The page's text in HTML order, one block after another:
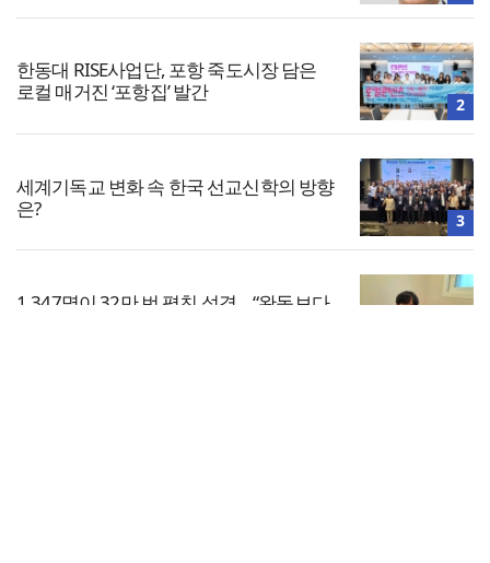
한동대 RISE사업단, 포항 죽도시장 담은
로컬 매거진 ‘포항집’ 발간
2
세계기독교 변화 속 한국 선교신학의 방향
은?
3
1,347명이 32만 번 펼친 성경… “완독보다